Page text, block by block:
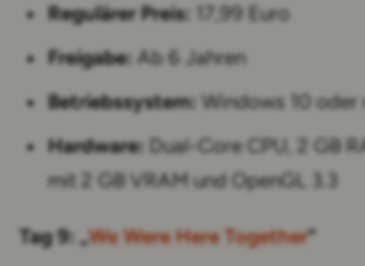
Regulärer Preis:
17,99 Euro
Freigabe: Ab 6 Jahren
Betriebssystem: Windows 10 oder
Hardware:
Dual-Core CPU, 2 GB
mit 2 GB VRAM und OpenGL 3.3
Tag 9: „We Were Here Together“